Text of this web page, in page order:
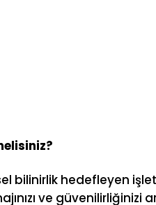
bilinirlik hedefleyen
ve